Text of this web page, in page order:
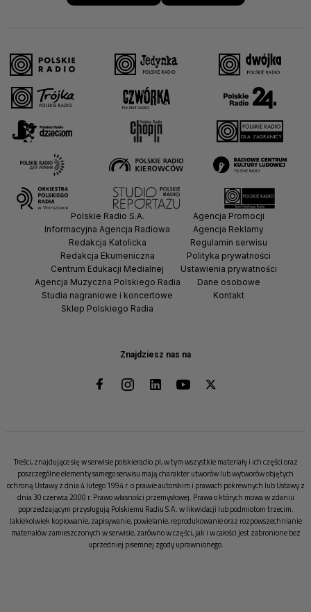
Znajdziesz nas na
Polskie Radio S.A.
Informacyjna Agencja Radiowa
Redakcja Katolicka
Redakcja Ekumeniczna
Centrum Edukacji Medialnej
Agencja Muzyczna Polskiego Radia
Studia nagraniowe i koncertowe
Sklep Polskiego Radia
Agencja Promocji
Agencja Reklamy
Regulamin serwisu
Polityka prywatności
Ustawienia prywatności
Dane osobowe
Kontakt
Treści, znajdujące się w serwisie polskieradio.pl, w tym wszystkie materiały i ich części oraz
poszczególne elementy samego serwisu mają charakter utworów lub wytworów objętych
ochroną Ustawy z dnia 4 lutego 1994 r. o prawie autorskim i prawach pokrewnych lub Ustawy z
dnia 30 czerwca 2000 r. Prawo własności przemysłowej. Prawa o których mowa w zdaniu
poprzedzającym przysługują Polskiemu Radiu S.A. w likwidacji lub podmiotom trzecim.
Jakiekolwiek kopiowanie, zapisywanie, powielanie, reprodukowanie oraz rozpowszechnianie
materiałów zamieszczonych w serwisie, zarówno w części, jak i w całości jest zabronione bez
uprzedniej pisemnej zgody uprawnionego.